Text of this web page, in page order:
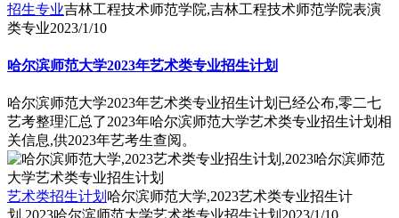
招生专业吉林工程技术师范学院,吉林工程技术师范学院表演
类专业2023/1/10
哈尔滨师范大学2023年艺术类专业招生计划
哈尔滨师范大学2023年艺术类专业招生计划已经公布,零二七
艺考整理汇总了2023年哈尔滨师范大学艺术类专业招生计划相
关信息,供2023年艺考生查阅。
艺术类招生计划 哈尔滨师范大学,2023艺术类专业招生计
划,2023哈尔滨师范大学艺术类专业招生计划 2023/1/10